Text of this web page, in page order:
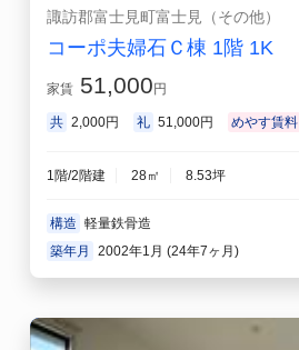
諏訪郡富士見町富士見（その他）
コーポ夫婦石Ｃ棟 1階 1K
家賃 51,000 円
共 2,000円 礼 51,000円 めやす賃料
1階/2階建 28㎡ 8.53坪
構造 軽量鉄骨造
築年月
2002年1月 (24年7ヶ月)